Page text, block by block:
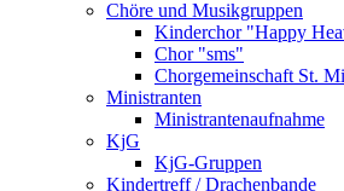
Chöre und Musikgruppen
Kinderchor "Happy
Chor "sms"
Chorgemeinschaft St.
Ministranten
Ministrantenaufnahme
KjG
KjG-Gruppen
Kindertreff / Drachenbande